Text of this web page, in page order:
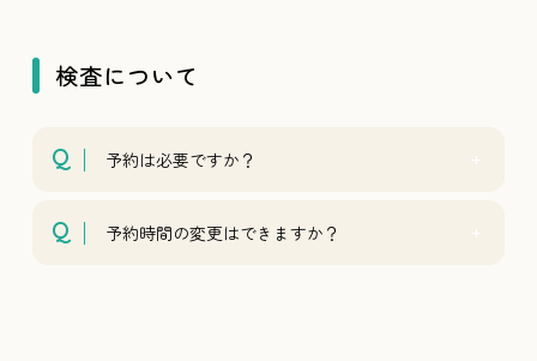
検査について
予約は必要ですか？
予約時間の変更はできますか？